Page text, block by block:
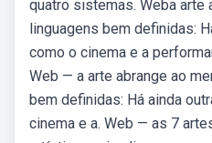
quatro sistemas. Weba arte
linguagens bem definidas:
como o cinema e a
Web — a arte abrange ao
bem definidas: Há ainda
cinema e a. Web — as 7